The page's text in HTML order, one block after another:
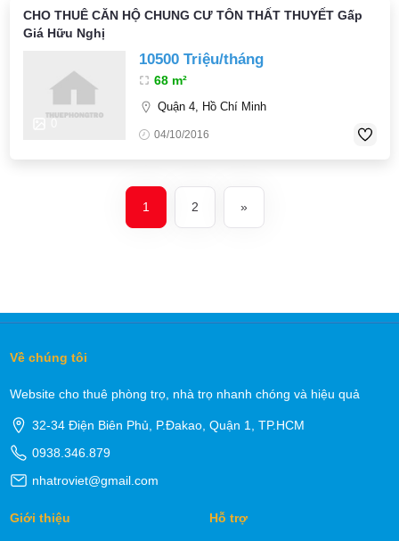
CHO THUÊ CĂN HỘ CHUNG CƯ TÔN THẤT THUYẾT Gấp
Giá Hữu Nghị
10500 Triệu/tháng
68 m²
Quận 4, Hồ Chí Minh
04/10/2016
1 2 »
Về chúng tôi
Website cho thuê phòng trọ, nhà trọ nhanh chóng và hiệu quả
32-34 Điện Biên Phủ, P.Đakao, Quận 1, TP.HCM
0938.346.879
nhatroviet@gmail.com
Giới thiệu Hỗ trợ